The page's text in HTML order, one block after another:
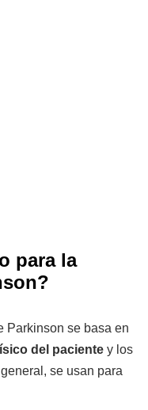
para la
Parkinson se basa en
del paciente y los
se usan para